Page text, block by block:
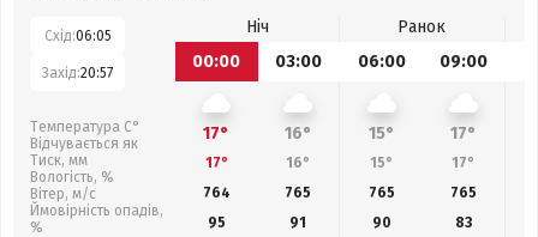
Схід:06:05
Захід:20:57
Температура С°
Відчувається як
Тиск, мм
Вологість, %
Вітер, м/с
Ймовірність опадів,
%
Ніч
Ранок
00:00
03:00 06:00 09:00
17° 16° 15° 17°
17° 16° 15° 17°
764
765 765 765
95
91 90 83